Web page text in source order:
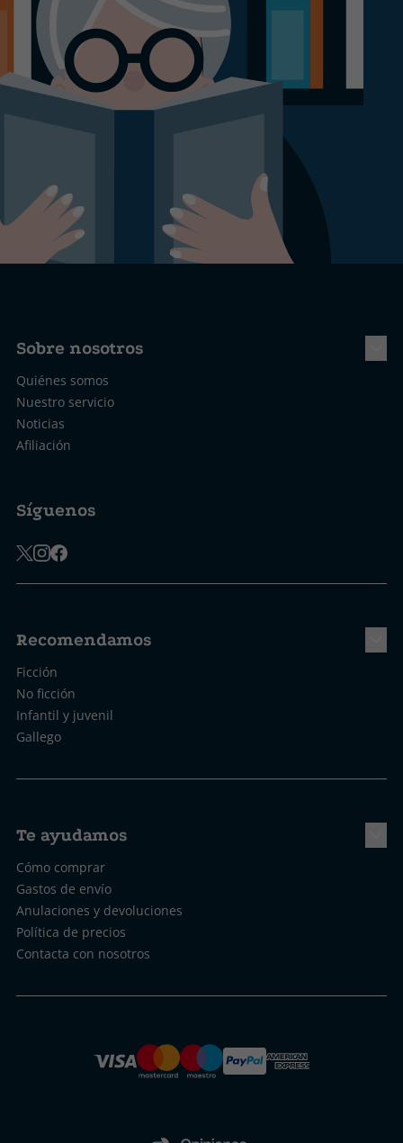
Sobre nosotros
Quiénes somos
Nuestro servicio
Noticias
Afiliación
Síguenos
Recomendamos
Ficción
No ficción
Infantil y juvenil
Gallego
Te ayudamos
Cómo comprar
Gastos de envío
Anulaciones y devoluciones
Política de precios
Contacta con nosotros